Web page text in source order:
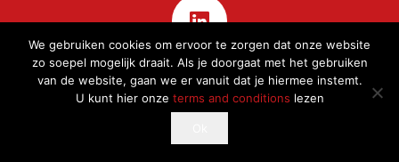
If you continue to use this site, you agree with it.
We gebruiken cookies om ervoor te zorgen dat onze website
zo soepel mogelijk draait. Als je doorgaat met het gebruiken
van de website, gaan we er vanuit dat je hiermee instemt.
U kunt hier onze terms and conditions lezen